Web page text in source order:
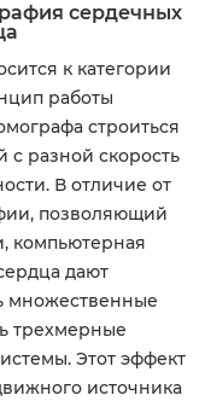
сердечных
к категории
работы
строиться
с разной скорость
В отличие от
позволяющий
компьютерная
дают
множественные
трехмерные
Этот эффект
источника